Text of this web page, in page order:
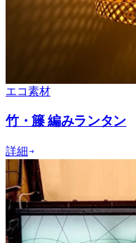
エコ素材
竹・籐 編みランタン
詳細